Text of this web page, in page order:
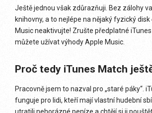
Ještě jednou však zdůrazňuji. Bez zálohy
knihovny, a to nejlépe na nějaký fyzický disk
Music neaktivujte! Zrušte předplatné
můžete užívat výhody Apple Music.
Proč tedy iTunes Match
Pracovně jsem to nazval pro „staré páky“.
funguje pro lidi, kteří mají vlastní hudební